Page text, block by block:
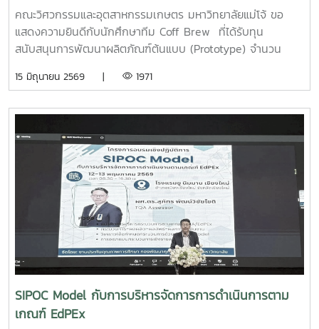
คณะวิศวกรรมและอุตสาหกรรมเกษตร มหาวิทยาลัยแม่โจ้ ขอ
แสดงความยินดีกับนักศึกษาทีม Coff Brew ที่ได้รับทุน
สนับสนุนการพัฒนาผลิตภัณฑ์ต้นแบบ (Prototype) จำนวน
2026 รอบภูมิภาค ภาคเหนือ ซึ่งจัดขึ้นเมื่อวันที่ 11 พฤษภาคม
เหนือ) จังหวัดเชียงใหม่ ผลงาน“เครื่องสกัดกาแฟรูปแบบใหม่โดย
ใช้เทคโนโลยี PLU”สมาชิกทีม• นายอนุพงศ์ เขื่อนแก้วนักศึกษา
ปริญญาโท คณะวิศวกรรมและอุตสาหกรรมเกษตร• นายอาทิตย์
ด่านกระโทกนักศึกษาปริญญาโท คณะวิศวกรรมและอุตสาหกรรม
เกษตร• นายตันติกร กันนานักศึกษาปริญญาตรี คณะ
บริหารธุรกิจ• Nirmala Bhuvana Chandra
Ramisettyนักศึกษาปริญญาโท วิทยาลัยนานาชาติอาจารย์ที่
ปรึกษารองศาสตราจารย์ ดร.จตุรภัทร วาฤทธิ์คณะวิศวกรรมและ
อุตสาหกรรมเกษตรการแข่งขัน Startup Thailand League
2026 เป็นเวทีสำคัญในการส่งเสริมศักยภาพนักศึกษาด้าน
นวัตกรรมและการเป็นผู้ประกอบการรุ่นใหม่ โดยเปิดโอกาสให้
นักศึกษาได้นำเสนอแนวคิดธุรกิจและผลงานนวัตกรรมสู่การ
พัฒนาเชิงพาณิชย์ในระดับประเทศทั้งนี้ ทีม Coff Brew ได้รับ
15 มิถุนายน 2569 | 1971
SIPOC Model กับการบริหารจัดการการดำเนินการตาม
เกณฑ์ EdPEx